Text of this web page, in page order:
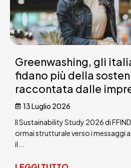
Greenwashing, gli
fidano più della
raccontata dalle
13 Luglio 2026
Il Sustainability Study 2026 di
ormai strutturale verso i messaggi
il...